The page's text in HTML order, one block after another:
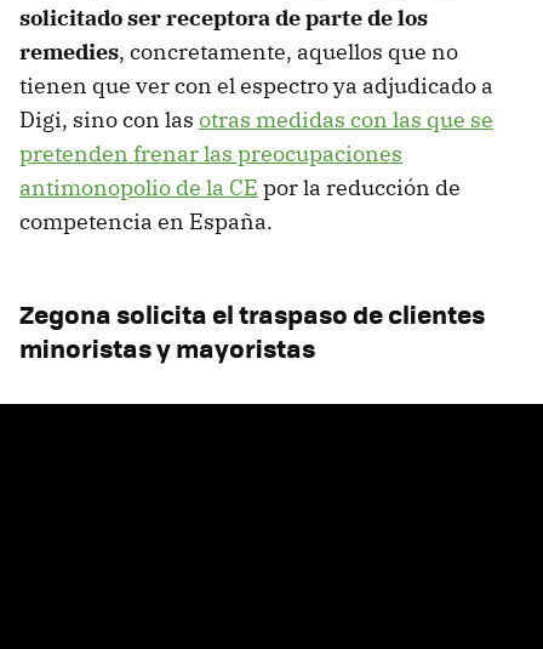
solicitado ser receptora de parte de los
remedies, concretamente, aquellos que no
tienen que ver con el espectro ya adjudicado a
Digi, sino con las otras medidas con las que se
pretenden frenar las preocupaciones
antimonopolio de la CE por la reducción de
competencia en España.
Zegona solicita el traspaso de clientes
minoristas y mayoristas